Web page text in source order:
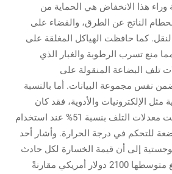
وراء هذا الانخفاض هي الحماية من
الناتج عن الطرق، والقضاء على
النقل. كما حافظت الهياكل المغلقة على
منع تسرب الرطوبة والغبار الذي
من حالات تلف البضاعة المنقولة على
نفس مجموعة البيانات. أما بالنسبة
مثل الإلكترونيات والأدوية، فقد كان
الفارق أوضح: إذ انخفضت معدلات التلف بنسبة 51% عند استخدام
للتحكم في درجة الحرارة. وأشار أحد
إلى أن قيمة الخسارة لكل حادث
كانت أقل أيضاً، حيث بلغ متوسطها 2100 دولار أمريكي مقارنةً